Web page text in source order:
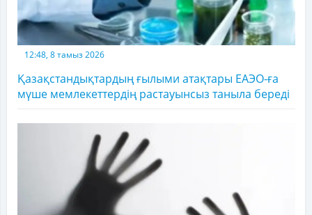
12:48, 8 тамыз 2026
Қазақстандықтардың ғылыми атақтары ЕАЭО-ға
мүше мемлекеттердің растауынсыз таныла береді